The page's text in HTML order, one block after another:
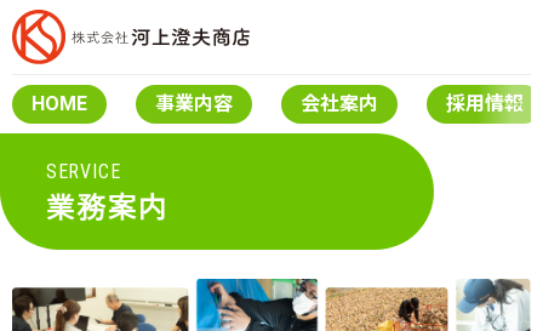
HOME 事業内容 会社案内 採用情報
SERVICE
業務案内